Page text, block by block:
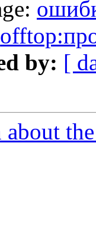
by: [